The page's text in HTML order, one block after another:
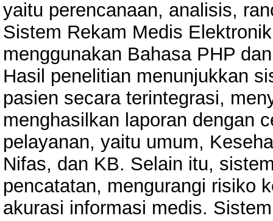
yaitu perencanaan, analisis,
Sistem Rekam Medis
menggunakan Bahasa PHP
Hasil penelitian menunjukkan
pasien secara terintegrasi,
menghasilkan laporan dengan
pelayanan, yaitu umum,
Nifas, dan KB. Selain itu,
pencatatan, mengurangi risiko
akurasi informasi medis.